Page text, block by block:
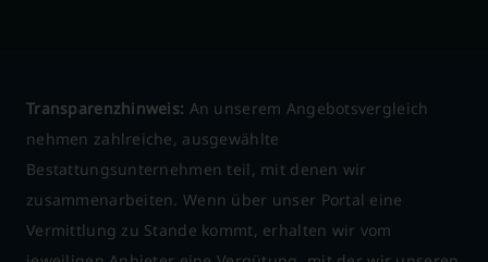
Transparenzhinweis: An unserem Angebotsvergleich
nehmen zahlreiche, ausgewählte
Bestattungsunternehmen teil, mit denen wir
zusammenarbeiten. Wenn über unser Portal eine
Vermittlung zu Stande kommt, erhalten wir vom